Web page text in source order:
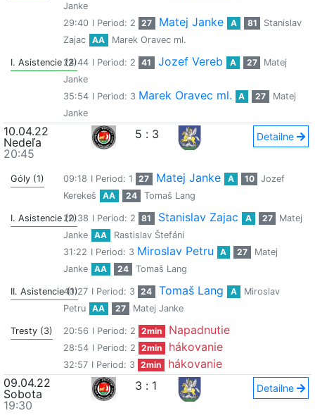
Janke
29:40 I Period: 2 27 Matej Janke A 81
Stanislav
Zajac
AA Marek Oravec ml.
I. Asistencie (2)24:44 I Period: 2 41 Jozef Vereb A 27
Matej
Janke
35:54 I Period: 3 Marek Oravec ml. A 27
Matej
Janke
10.04.22
Nedeľa
20:45
5 : 3 Detailne
Góly (1) 09:18 I Period: 1 27 Matej Janke A 10
Jozef
Kerekeš
AA 24 Tomaš Lang
I. Asistencie (2)20:38 I Period: 2 81 Stanislav Zajac A 27
Matej
Janke
AA
Rastislav Štefáni
31:22 I Period: 3 Miroslav Petru A 27
Matej
Janke
AA 24 Tomaš Lang
II. Asistencie (1)
40:27 I Period: 3 24 Tomaš Lang A
Miroslav
Petru
AA 27 Matej Janke
Tresty (3) 20:56 I Period: 2 2min Napadnutie
28:54 I Period: 2 2min hákovanie
32:57 I Period: 3 2min
hákovanie
09.04.22
Sobota
19:30
3 : 1 Detailne